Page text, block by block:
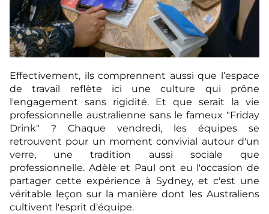
Effectivement, ils comprennent aussi que l’espace
de travail reflète ici une culture qui prône
l'engagement sans rigidité. Et que serait la vie
professionnelle australienne sans le fameux "Friday
Drink" ? Chaque vendredi, les équipes se
retrouvent pour un moment convivial autour d'un
verre, une tradition aussi sociale que
professionnelle. Adèle et Paul ont eu l'occasion de
partager cette expérience à Sydney, et c'est une
véritable leçon sur la manière dont les Australiens
cultivent l'esprit d'équipe.